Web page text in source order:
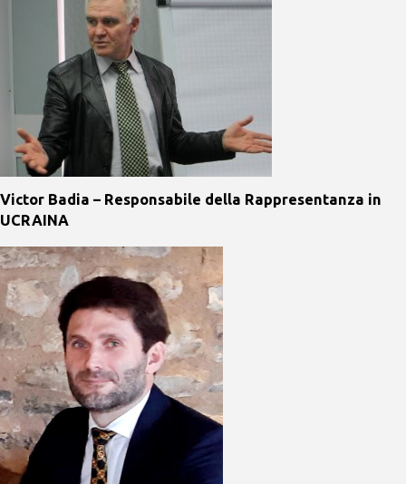
Victor Badia – Responsabile della Rappresentanza in
UCRAINA